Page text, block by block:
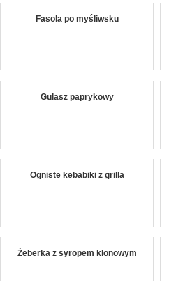
Fasola po myśliwsku
Gulasz paprykowy
Ogniste kebabiki z grilla
Żeberka z syropem klonowym